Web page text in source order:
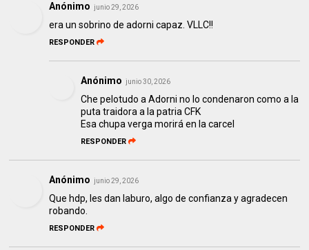
Anónimo junio 29, 2026
era un sobrino de adorni capaz. VLLC!!
RESPONDER
Anónimo junio 30, 2026
Che pelotudo a Adorni no lo condenaron como a la
puta traidora a la patria CFK
Esa chupa verga morirá en la carcel
RESPONDER
Anónimo junio 29, 2026
Que hdp, les dan laburo, algo de confianza y agradecen
robando.
RESPONDER